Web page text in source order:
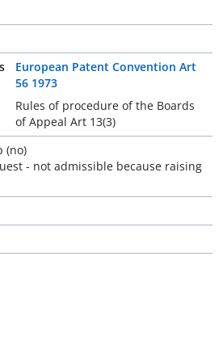
European Patent Convention Art
56 1973
Rules of procedure of the Boards
of Appeal Art 13(3)
(no)
- not admissible because raising